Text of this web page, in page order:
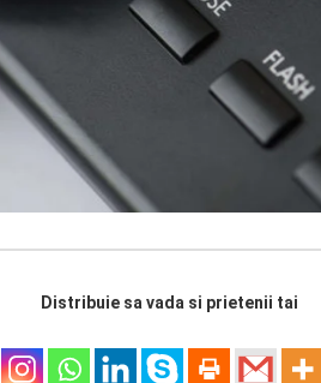
Distribuie sa vada si prietenii tai